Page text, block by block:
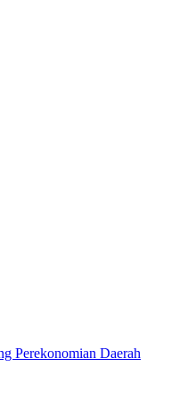
Perekonomian Daerah